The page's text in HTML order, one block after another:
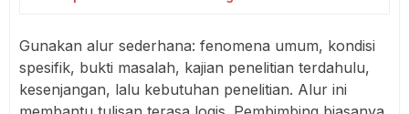
Gunakan alur sederhana: fenomena umum, kondisi
spesifik, bukti masalah, kajian penelitian terdahulu,
kesenjangan, lalu kebutuhan penelitian. Alur ini